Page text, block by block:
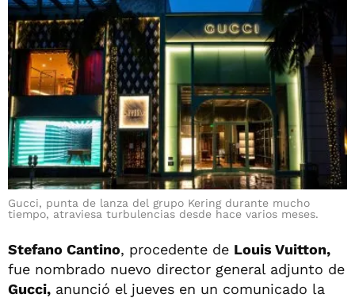
Gucci, punta de lanza del grupo Kering durante mucho
tiempo, atraviesa turbulencias desde hace varios meses.
Stefano Cantino, procedente de Louis Vuitton,
fue nombrado nuevo director general adjunto de
Gucci, anunció el jueves en un comunicado la